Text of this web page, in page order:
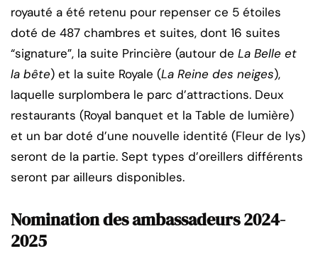
royauté a été retenu pour repenser ce 5 étoiles
doté de 487 chambres et suites, dont 16 suites
“signature”, la suite Princière (autour de La Belle et
la bête) et la suite Royale (La Reine des neiges),
laquelle surplombera le parc d’attractions. Deux
restaurants (Royal banquet et la Table de lumière)
et un bar doté d’une nouvelle identité (Fleur de lys)
seront de la partie. Sept types d’oreillers différents
seront par ailleurs disponibles.
Nomination des ambassadeurs 2024-
2025